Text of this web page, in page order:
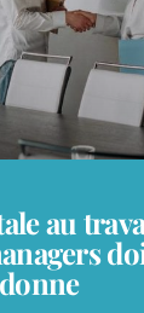
au